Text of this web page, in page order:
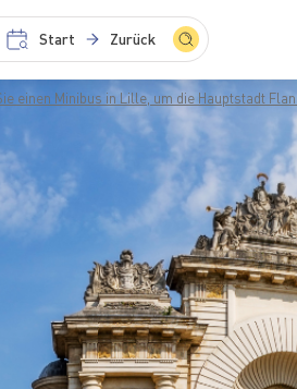
Start Zurück
einen Minibus in Lille, um die Hauptstadt